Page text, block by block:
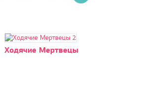
Ходячие Мертвецы